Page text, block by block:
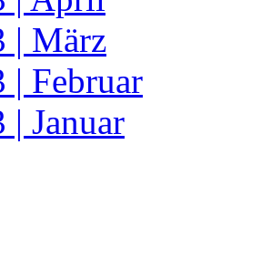
| März
| Februar
| Januar